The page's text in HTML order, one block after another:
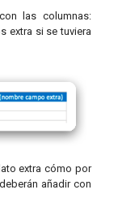
las columnas:
extra si se tuviera
extra cómo por
añadir con